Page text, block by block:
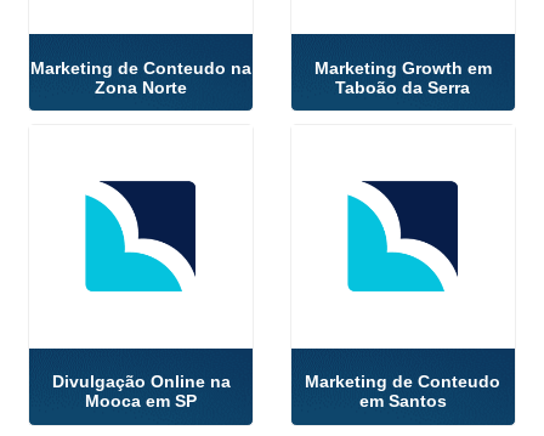
Marketing de Conteudo na
Zona Norte
Marketing Growth em
Taboão da Serra
Divulgação Online na
Mooca em SP
Marketing de Conteudo
em Santos